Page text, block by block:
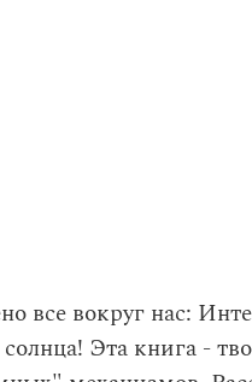
все вокруг нас:
Эта книга -